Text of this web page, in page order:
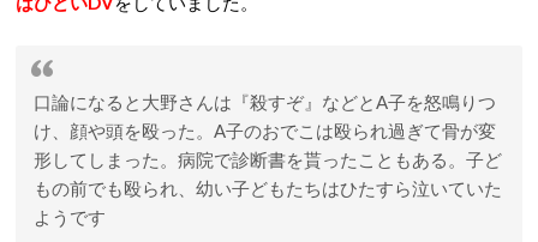
口論になると大野さんは『殺すぞ』などとA子を怒鳴りつ
け、顔や頭を殴った。A子のおでこは殴られ過ぎて骨が変
形してしまった。病院で診断書を貰ったこともある。子ど
もの前でも殴られ、幼い子どもたちはひたすら泣いていた
ようです